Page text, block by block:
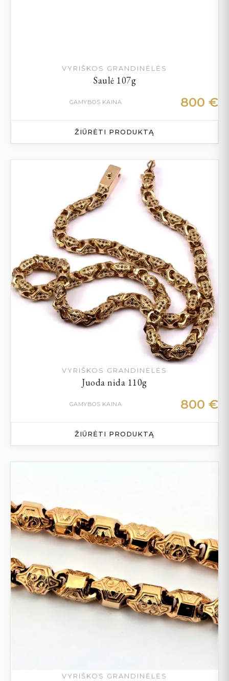
VYRIŠKOS GRANDINĖLĖS
Saulė 107g
GAMYBOS KAINA 800 €
ŽIŪRĖTI PRODUKTĄ
VYRIŠKOS GRANDINĖLĖS
Juoda nida 110g
GAMYBOS KAINA 800 €
ŽIŪRĖTI PRODUKTĄ
VYRIŠKOS GRANDINĖLĖS